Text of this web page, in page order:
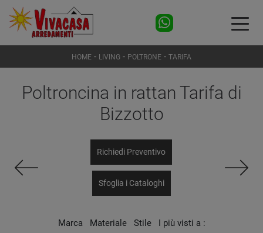
HOME - LIVING - POLTRONE - TARIFA
Poltroncina in rattan Tarifa di
Bizzotto
Richiedi Preventivo
Sfoglia i Cataloghi
Marca Materiale Stile I più visti a :